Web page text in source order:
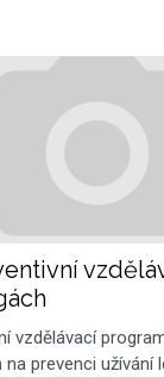
vzdělávací
prevenci užívání